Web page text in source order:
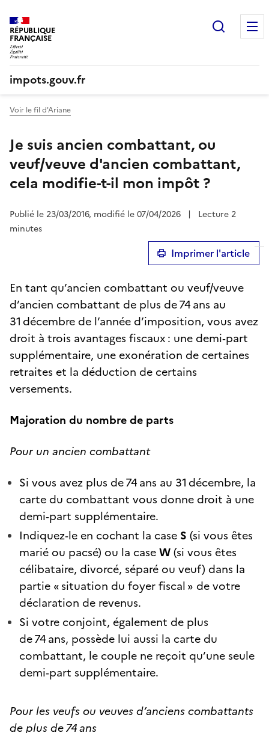
RÉPUBLIQUE
FRANÇAISE
impots.gouv.fr
Voir le fil d'Ariane
Je suis ancien combattant, ou
veuf/veuve d'ancien combattant,
cela modifie-t-il mon impôt ?
Publié le 23/03/2016, modifié le 07/04/2026 |
Lecture 2
minutes
Imprimer l'article
En tant qu’ancien combattant ou veuf/veuve
d’ancien combattant de plus de 74 ans au
31 décembre de l’année d’imposition, vous avez
droit à trois avantages fiscaux : une demi‑part
supplémentaire, une exonération de certaines
retraites et la déduction de certains
versements.
Majoration du nombre de parts
Pour un ancien combattant
Si vous avez plus de 74 ans au 31 décembre, la
carte du combattant vous donne droit à une
demi‑part supplémentaire.
Indiquez‑le en cochant la case S (si vous êtes
marié ou pacsé) ou la caseW(si vous êtes
célibataire, divorcé, séparé ou veuf) dans la
partie « situation du foyer fiscal » de votre
déclaration de revenus.
Si votre conjoint, également de plus
de 74 ans, possède lui aussi la carte du
combattant, le couple ne reçoit qu’une seule
demi‑part supplémentaire.
Pour les veufs ou veuves d’anciens combattants
de plus de 74 ans